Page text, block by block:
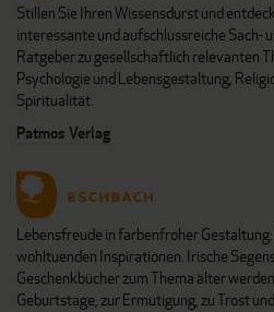
Stillen Sie Ihren Wissensdurst und
interessante und aufschlussreiche Sach-
Ratgeber zu gesellschaftlich relevanten
Psychologie und Lebensgestaltung,
Spiritualität.
Patmos Verlag
Lebensfreude in farbenfroher
wohltuenden Inspirationen. Irische
Geschenkbücher zum Thema älter
Geburtstage, zur Ermutigung, zu Trost